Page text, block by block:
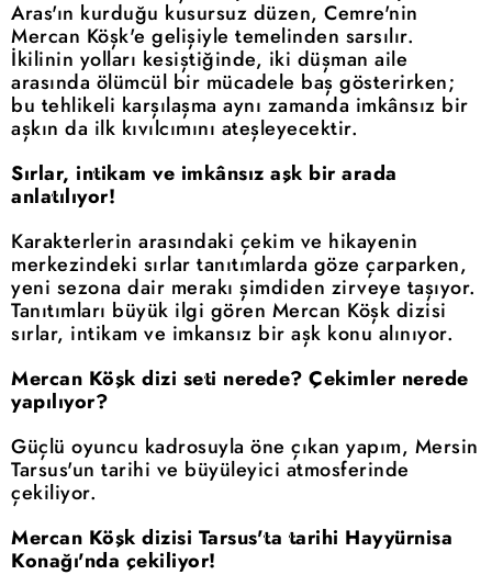
Aras'ın kurduğu kusursuz düzen, Cemre'nin
Mercan Köşk'e gelişiyle temelinden sarsılır.
İkilinin yolları kesiştiğinde, iki düşman aile
arasında ölümcül bir mücadele baş gösterirken;
bu tehlikeli karşılaşma aynı zamanda imkânsız bir
aşkın da ilk kıvılcımını ateşleyecektir.
Sırlar, intikam ve imkânsız aşk bir arada
anlatılıyor!
Karakterlerin arasındaki çekim ve hikayenin
merkezindeki sırlar tanıtımlarda göze çarparken,
yeni sezona dair merakı şimdiden zirveye taşıyor.
Tanıtımları büyük ilgi gören Mercan Köşk dizisi
sırlar, intikam ve imkansız bir aşk konu alınıyor.
Mercan Köşk dizi seti nerede? Çekimler nerede
yapılıyor?
Güçlü oyuncu kadrosuyla öne çıkan yapım, Mersin
Tarsus'un tarihi ve büyüleyici atmosferinde
çekiliyor.
Mercan Köşk dizisi Tarsus'ta tarihi Hayyürnisa
Konağı'nda çekiliyor!